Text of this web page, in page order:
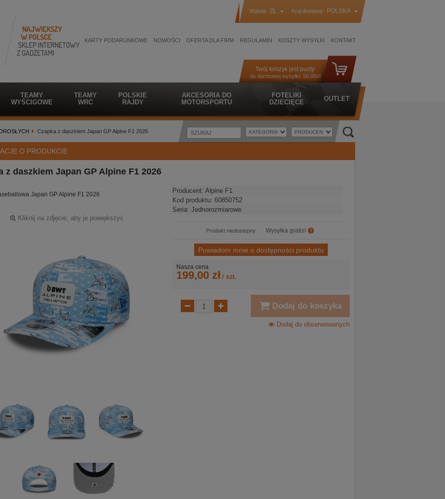
Waluta: ZŁ Kraj dostawy: POLSKA
KARTY PODARUNKOWE NOWOŚCI OFERTA DLA FIRM REGULAMIN KOSZTY WYSYŁKI KONTAKT
Twój koszyk jest pusty
do darmowej wysyłki: 50.00zł
TEAMY
WYŚCIGOWE
TEAMY
WRC
POLSKIE
RAJDY
AKCESORIA DO
MOTORSPORTU
FOTELIKI
DZIECIĘCE
OUTLET
Czapka z daszkiem Japan GP Alpine F1 2026
O PRODUKCIE
z daszkiem Japan GP Alpine F1 2026
Japan GP Alpine F1 2026
Kliknij na zdjęcie, aby je powiększyć
Producent: Alpine F1
Kod produktu: 60850752
Seria: Jednorozmiarowe
Produkt niedostepny Wysyłka gratis!
Powiadom mnie o dostępności produktu
Nasza cena
199,00 zł/ szt.
Dodaj do koszyka
Dodaj do obserwowanych